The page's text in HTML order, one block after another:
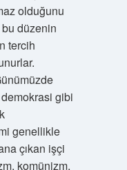
olduğunu
düzenin
tercih
gibi
genellikle
çıkan işçi
komünizm,